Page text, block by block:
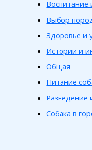
Воспитание
Выбор
Здоровье и
Истории и
Общая
Питание
Разведение
Собака в